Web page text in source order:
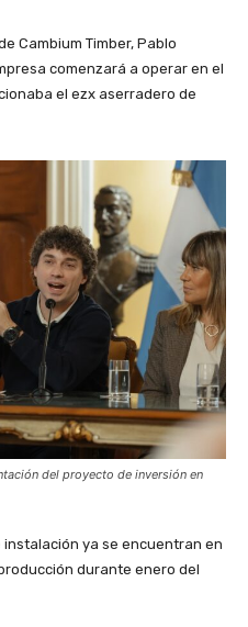
Cambium Timber, Pablo
comenzará a operar en el
el ezx aserradero de
del proyecto de inversión en
ya se encuentran en
durante enero del